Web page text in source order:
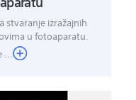
stvaranje izražajnih
u fotoaparatu.
...